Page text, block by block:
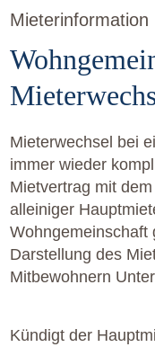
Mieterinformation
Mieterwechsel bei
immer wieder
Mietvertrag mit
alleiniger
Wohngemeinschaft
Darstellung des
Mitbewohnern
Kündigt der